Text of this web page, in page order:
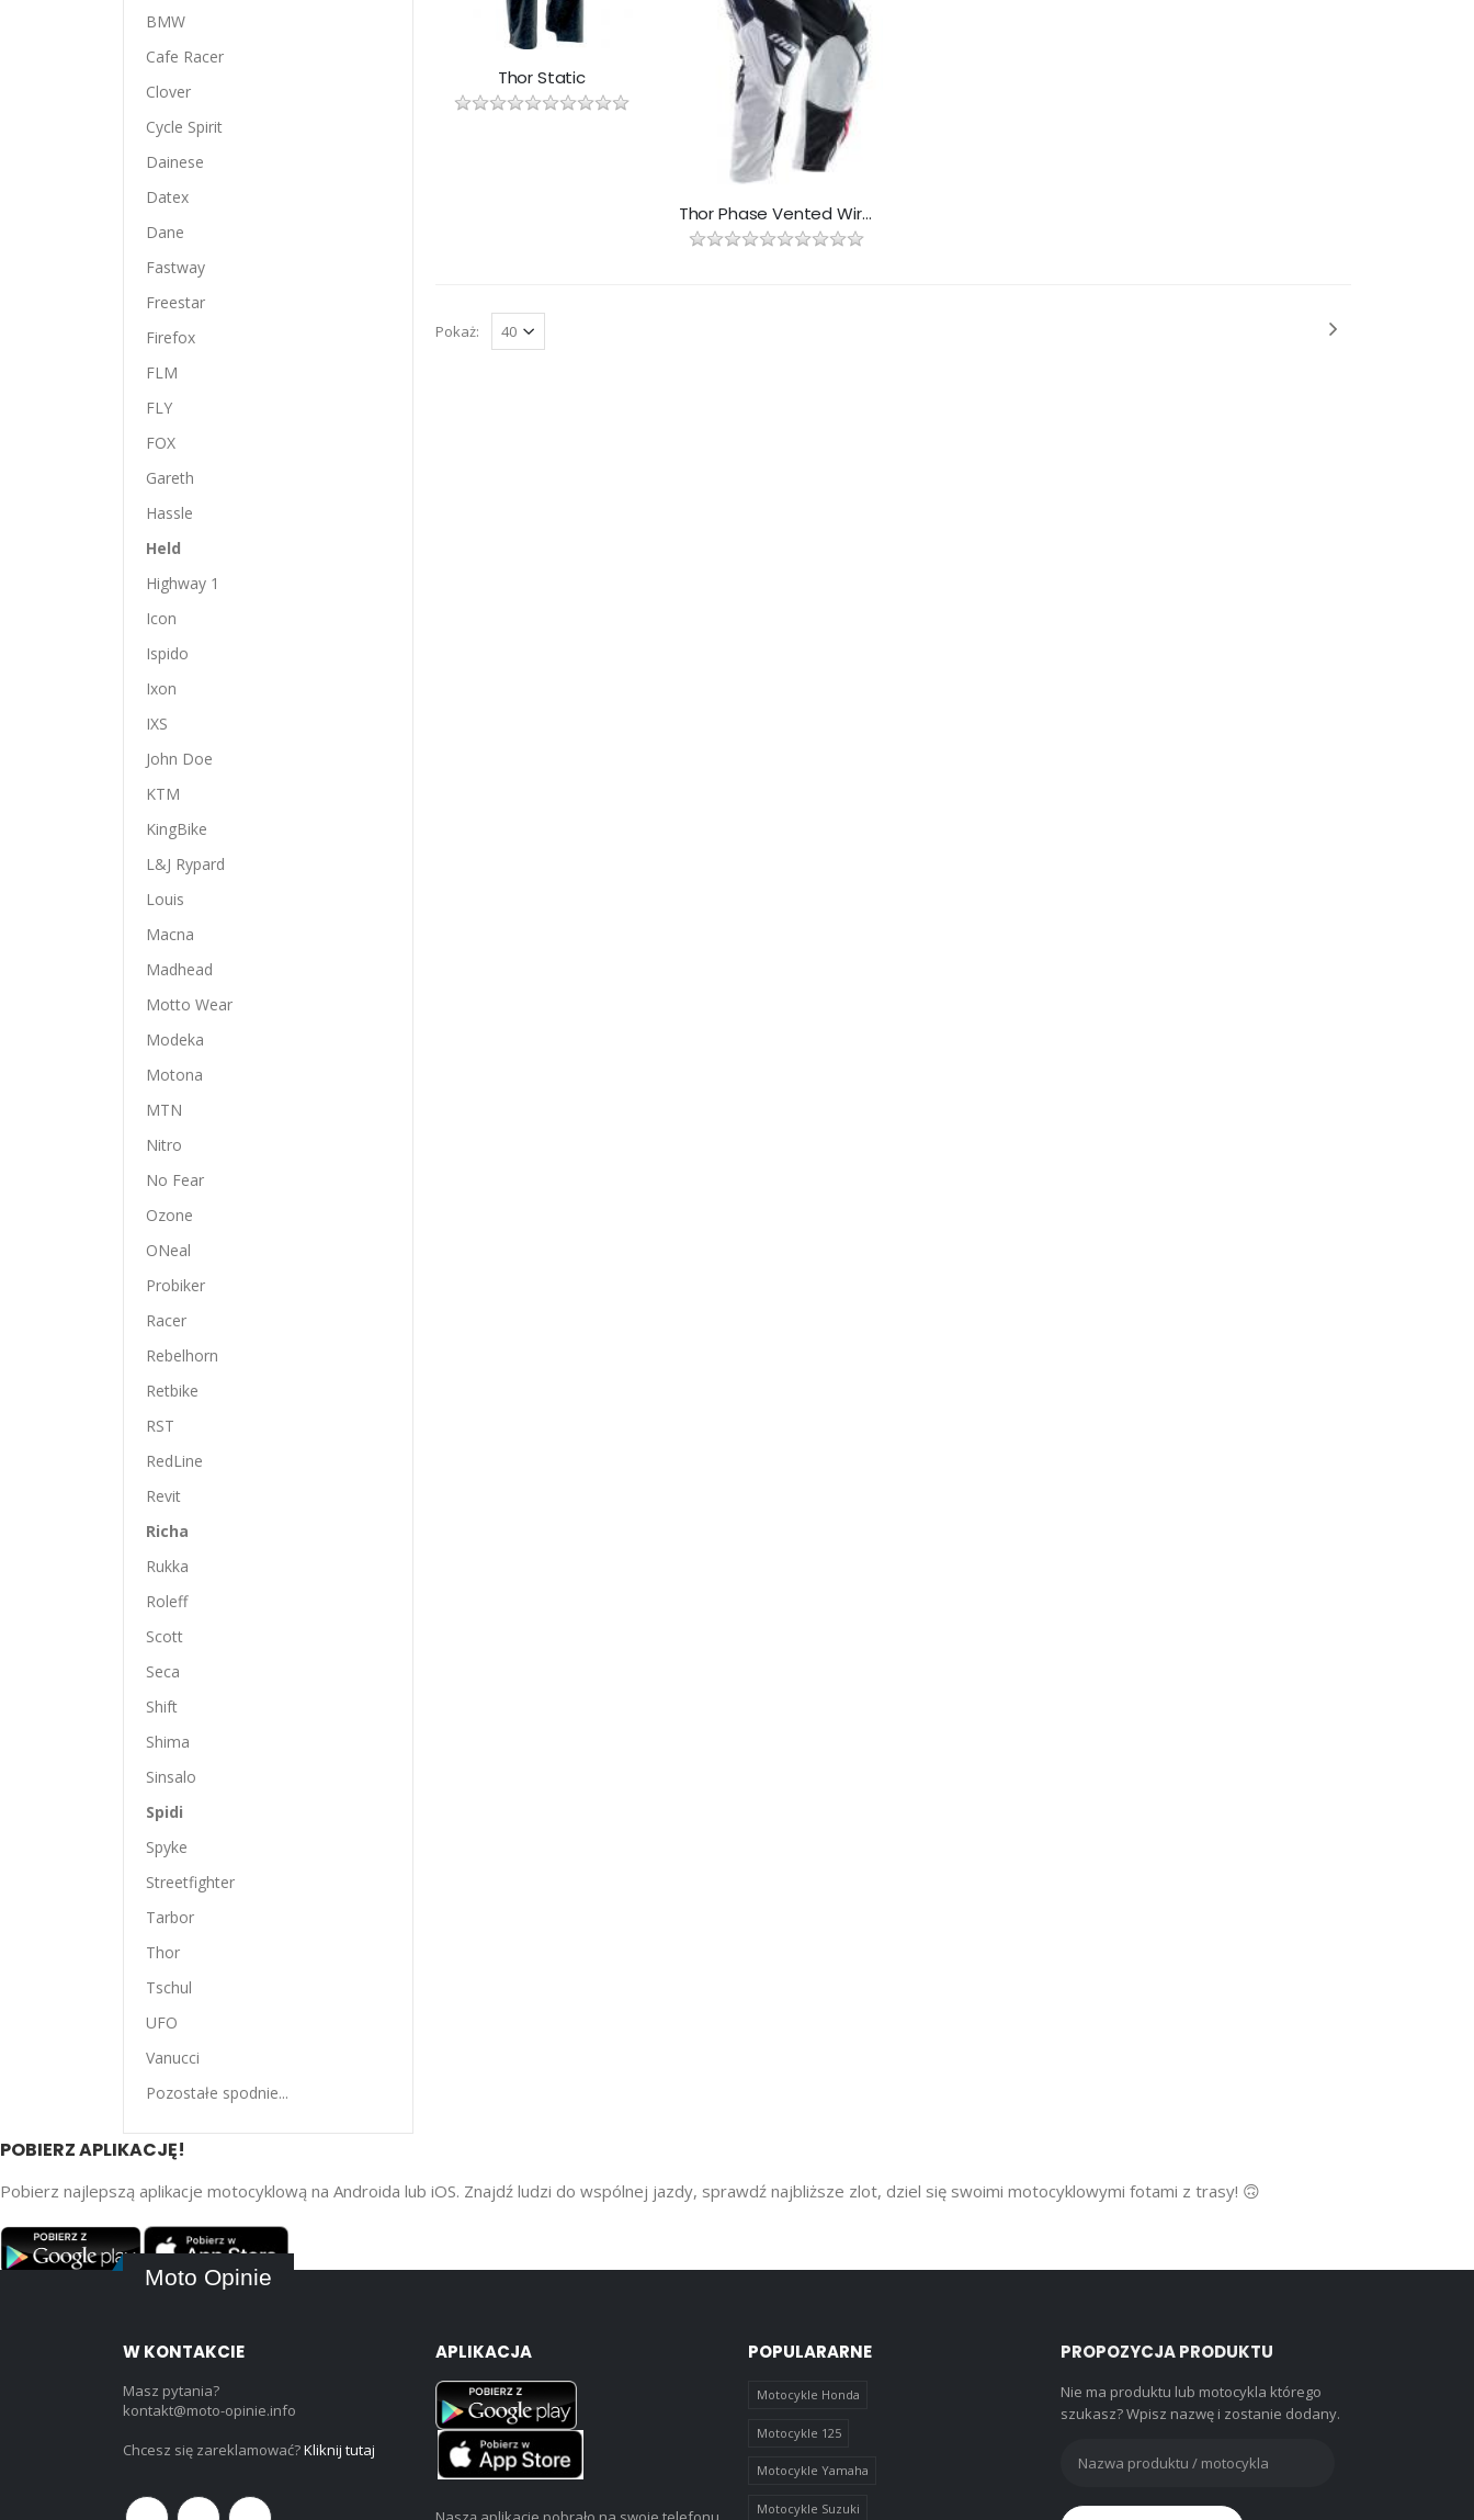
Thor Static
Thor Phase Vented Wired
Pokaż:
BMW
Cafe Racer
Clover
Cycle Spirit
Dainese
Datex
Dane
Fastway
Freestar
Firefox
FLM
FLY
FOX
Gareth
Hassle
Held
Highway 1
Icon
Ispido
Ixon
IXS
John Doe
KTM
KingBike
L&J Rypard
Louis
Macna
Madhead
Motto Wear
Modeka
Motona
MTN
Nitro
No Fear
Ozone
ONeal
Probiker
Racer
Rebelhorn
Retbike
RST
RedLine
Revit
Richa
Rukka
Roleff
Scott
Seca
Shift
Shima
Sinsalo
Spidi
Spyke
Streetfighter
Tarbor
Thor
Tschul
UFO
Vanucci
Pozostałe spodnie...
POBIERZ APLIKACJĘ!
Pobierz najlepszą aplikacje motocyklową na Androida lub iOS. Znajdź ludzi do wspólnej jazdy, sprawdź najbliższe zlot, dziel się swoimi motocyklowymi fotami z trasy! 🙃
Moto Opinie
W KONTAKCIE
Masz pytania?
kontakt@moto-opinie.info
Chcesz się zareklamować?Kliknij tutaj
APLIKACJA POPULARARNE
Motocykle Honda
Motocykle 125
Motocykle Yamaha
Motocykle Suzuki
PROPOZYCJA PRODUKTU
Nie ma produktu lub motocykla którego
szukasz? Wpisz nazwę i zostanie dodany.